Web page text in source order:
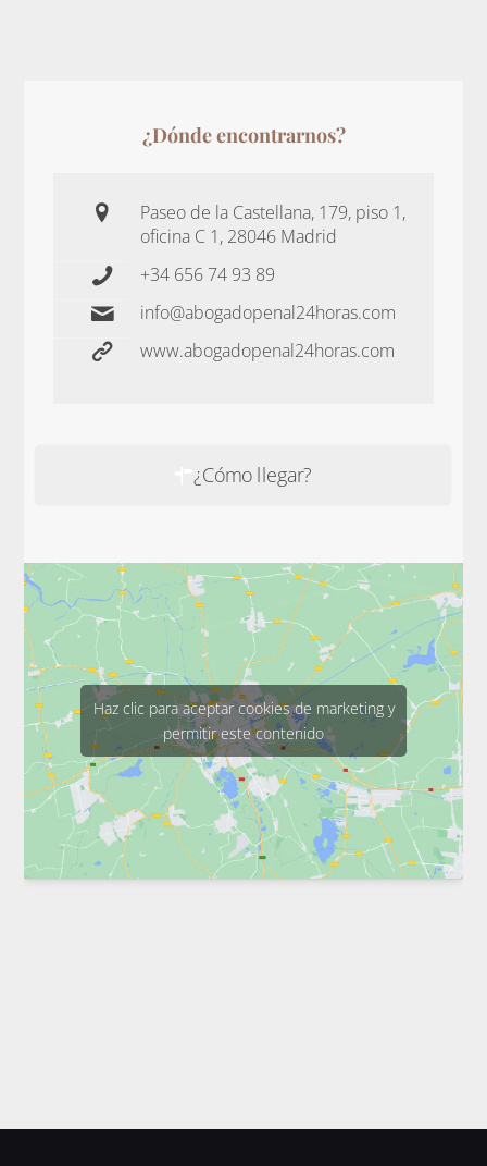
Haz clic para aceptar cookies de marketing y
permitir este contenido
¿Dónde encontrarnos?
Paseo de la Castellana, 179, piso 1,
oficina C 1, 28046 Madrid
+34 656 74 93 89
info@abogadopenal24horas.com
www.abogadopenal24horas.com
¿Cómo llegar?